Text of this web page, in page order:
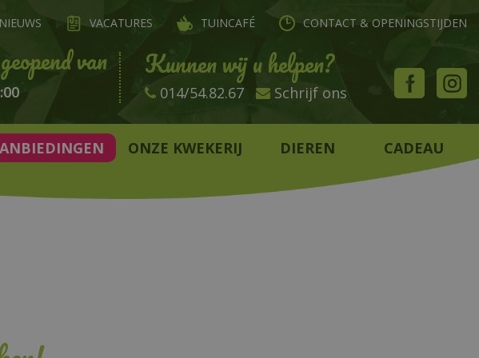
NIEUWS VACATURES TUINCAFÉ CONTACT & OPENINGSTIJDEN
Kunnen wij u helpen?
014/54.82.67 Schrijf ons
ONZE KWEKERIJ DIEREN CADEAU